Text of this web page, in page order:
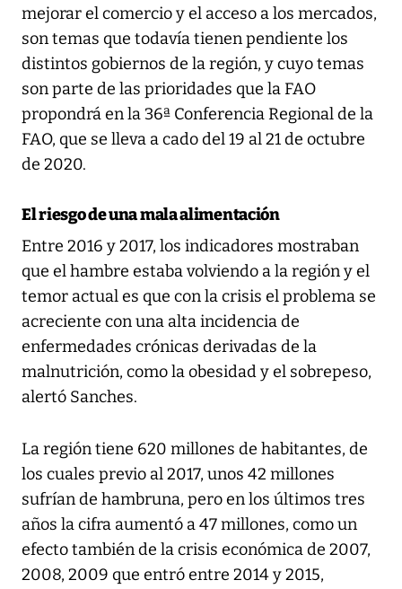
mejorar el comercio y el acceso a los mercados,
son temas que todavía tienen pendiente los
distintos gobiernos de la región, y cuyo temas
son parte de las prioridades que la FAO
propondrá en la 36ª Conferencia Regional de la
FAO, que se lleva a cado del 19 al 21 de octubre
de 2020.
El riesgo de una mala alimentación
Entre 2016 y 2017, los indicadores mostraban
que el hambre estaba volviendo a la región y el
temor actual es que con la crisis el problema se
acreciente con una alta incidencia de
enfermedades crónicas derivadas de la
malnutrición, como la obesidad y el sobrepeso,
alertó Sanches.
La región tiene 620 millones de habitantes, de
los cuales previo al 2017, unos 42 millones
sufrían de hambruna, pero en los últimos tres
años la cifra aumentó a 47 millones, como un
efecto también de la crisis económica de 2007,
2008, 2009 que entró entre 2014 y 2015,